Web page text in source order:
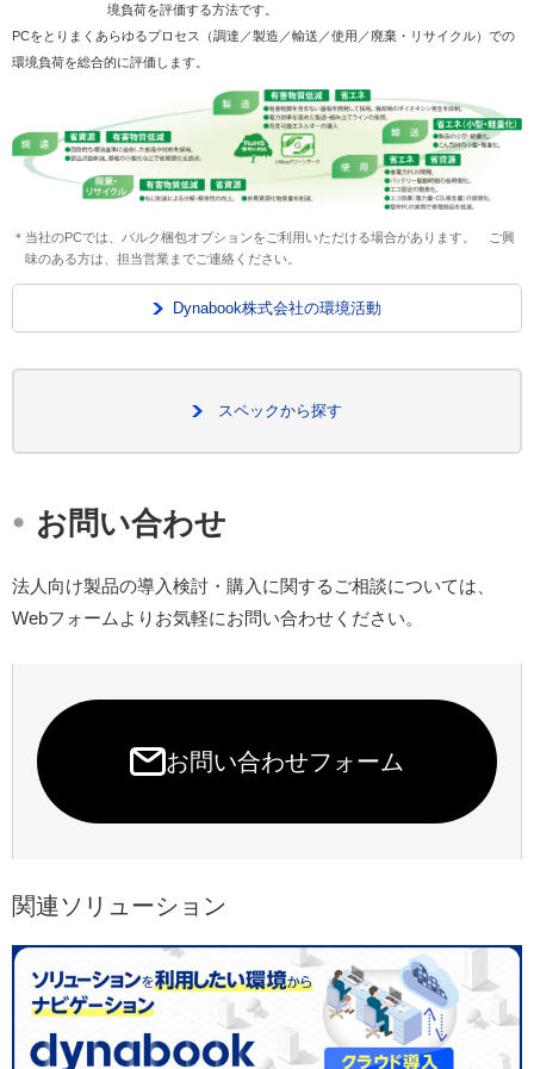
境負荷を評価する方法です。
PCをとりまくあらゆるプロセス（調達／製造／輸送／使用／廃棄・リサイクル）での
環境負荷を総合的に評価します。
＊当社のPCでは、バルク梱包オプションをご利用いただける場合があります。 ご興
味のある方は、担当営業までご連絡ください。
Dynabook株式会社の環境活動
スペックから探す
お問い合わせ
法人向け製品の導入検討・購入に関するご相談については、
Webフォームよりお気軽にお問い合わせください。
お問い合わせフォーム
関連ソリューション